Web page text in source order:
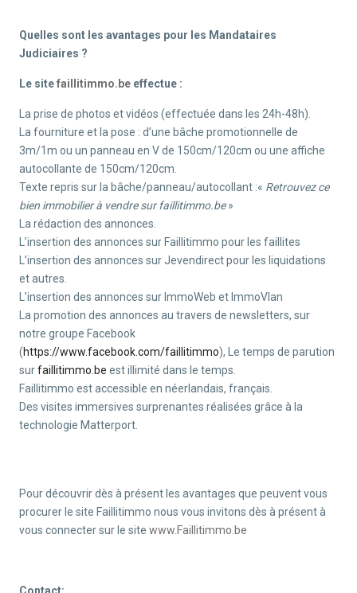
Quelles sont les avantages pour les Mandataires
Judiciaires ?
Le sitefaillitimmo.be effectue :
La prise de photos et vidéos (effectuée dans les 24h-48h).
La fourniture et la pose : d’une bâche promotionnelle de
3m/1m ou un panneau en V de 150cm/120cm ou une affiche
autocollante de 150cm/120cm.
Texte repris sur la bâche/panneau/autocollant :« Retrouvez ce
bien immobilier à vendre sur faillitimmo.be»
La rédaction des annonces.
L’insertion des annonces sur Faillitimmo pour les faillites
L’insertion des annonces sur Jevendirect pour les liquidations
et autres.
L’insertion des annonces sur ImmoWeb et ImmoVlan
La promotion des annonces au travers de newsletters, sur
notre groupe Facebook
(https://www.facebook.com/faillitimmo), Le temps de parution
surfaillitimmo.be est illimité dans le temps.
Faillitimmo est accessible en néerlandais, français.
Des visites immersives surprenantes réalisées grâce à la
technologie Matterport.
Pour découvrir dès à présent les avantages que peuvent vous
procurer le site Faillitimmo nous vous invitons dès à présent à
vous connecter sur le site www.Faillitimmo.be